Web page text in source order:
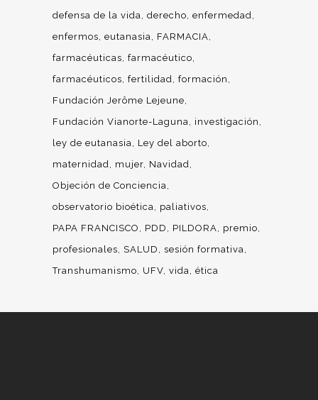
defensa de la vida derecho enfermedad
enfermos eutanasia
FARMACIA
farmacéuticas farmacéutico
farmacéuticos fertilidad formación
Fundación Jerôme Lejeune
Fundación Vianorte-Laguna
investigación
ley de eutanasia
Ley del aborto
maternidad
mujer Navidad
Objeción de Conciencia
observatorio bioética
paliativos
PAPA FRANCISCO
PDD PILDORA
premio
profesionales
SALUD
sesión formativa
Transhumanismo
UFV vida ética